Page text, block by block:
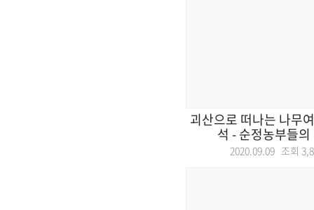
괴산으로 떠나는 나무
석 - 순정농부들
2020.09.09 조회